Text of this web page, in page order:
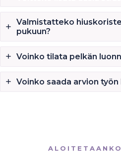
Valmistatteko
pukuun?
Voinko tilata pelkän
Voinko saada arvion